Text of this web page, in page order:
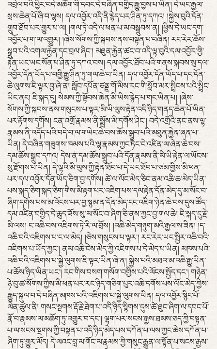
འབྲེལ་བའི་ཕྱིར་བདེ་མཆོག་གི་དབང་དེ་བཞིན་བགྱིད་རྒྱུ་བྱས་པ་ཡིན། དེ་ཡང་རྒྱལ་
སྲས་ཆེན་པོ་ཞི་བ་ལྷས། དལ་འབྱོར་འདི་ནི་རྙེད་པར་ཤིན་ཏུ་དཀའ། །སྐྱེས་བུའི་དོན་
གྲུབ་ཐོབ་པར་གྱུར་པ་ལ། །གལ་ཏེ་འདི་ལ་ཕན་པ་མ་བསྒྲུབས་ན། །ཕྱིས་དེ་ཡང་དག་
འབྱོར་པ་ག་ལ་འགྱུར། །ཞེས་སོགས་ཀྱི་སྐབས་ནས་བསྟན་པ་བཞིན། རང་རེར་ཆོས་
སྒྲུབ་པའི་འགལ་རྐྱེན་དང་བྲལ་ཞིང་། མཐུན་རྐྱེན་ཚང་བ་འདི་ལྟ་བུའི་དལ་འབྱོར་གྱི་
རྟེན་ཡང་ཡང་སོན་པ་ཤིན་ཏུ་དཀའ་བས། དལ་འབྱོར་ཐོབ་པའི་གནས་སྐབས་སུ་དལ་
འབྱོར་དོན་ཡོད་པ་བགྱི་རྒྱུ་ཤིན་ཏུ་གལ་ཆེ་བ་ཡིན། དལ་འབྱོར་དོན་ཡོད་པ་དང་དོན་
ཆེ་ལུགས་ཇི་ལྟར་བྱ་ཞེ་ན། སློབ་དཔོན་ཙནྡྲ་གོ་མིས་རང་གི་སློབ་མར་སྤྲིངས་པའི་སྤྲིང་
ཡིང་ནང། ཇི་སྐད་དུ། སེམས་ཀྱི་སྟོབས་ཆེན་མི་ཡིས་རྙེད་པ་གང་ཡིན་པ། །ཞེས་
སོགས་ཀྱི་སྐབས་ནས་གསུངས་པ་ལྟར་མི་ཡི་ལུས་རྟེན་འདི་ཉིད་གནད་ཆེན་པོ་ཡིན་
པར་རྟོགས་དགོས། ངན་འགྲོ་རྣམས་ནི་སྨྲོས་མི་དགོས་ཤིང་། བདེ་འགྲོའི་ནང་ནས་ལྷ་
རྣམས་ནི་འདོད་པའི་བདེ་བ་ལ་གཡེང་ཆེ་བས་ཆོས་སྒྲུབ་པའི་མཐུན་རྐྱེན་ཞན་པ་
ཡིན། དེ་བཞིན་གཟུགས་ཁམས་པའི་ལྷ་རྣམས་ཀྱང་ཏིང་ངེ་འཛིན་ལ་ཞེན་ཆེ་བས་
དམ་ཆོས་སྒྲུབ་དཀའ། དེས་ན་དམ་ཆོས་སྒྲུབ་པའི་དོན་རྣམས་ནི་མི་ཡི་རྟེན་ལ་ཡོངས་
སུ་རྫོགས་པ་ཡིན། དེ་ལྟའི་མི་ལུས་ཀྱི་རྟེན་ཐོབ་པ་དེ་ཡང་ཐོབ་པ་ཙམ་གྱིས་མི་ཕན་
པར་དལ་འབྱོར་དོན་ཡོད་ཅིག་བྱ་དགོས། ཚེ་ལ་ལོང་མེད་ཅིང་ནམ་འཆི་ཆ་མེད་ཡིན་
པས་སྐད་ཅིག་སྐད་ཅིག་གིས་མི་རྟག་པར་འཇིག་པས་དལ་རྟེན་དོན་མེད་དུ་མ་སོང་བ་
ཞིག་དགོས་པས་མ་འོངས་པར་བྱ་སྙམ་ན་དོན་མེད་ངང་འཇིག་ཉེན་ཆེ་བས་དུས་ཚོད་
དམ་འཛིན་བགྱིད་དེ་ཆུད་ཟོས་སུ་མ་སོང་བ་ཞིག་ཅི་ནས་ཀྱང་བྱ་གལ་ཆེ། ཇི་སྐད་དུ་རྗེ་
མི་ལས། ང་འཆི་བས་འཇིགས་ཏེ་རི་ལ་བྲོས། །འཆི་མེད་གཉུག་མའི་རྒྱལ་ས་ཟིན། །ད་
འཆི་བའི་འཇིགས་པ་ང་ལ་མེད། །ཅེས་གསུངས་པ་ལྟར་། རང་རེར་ཡང་སྤྱིར་འཆི་བའི་
འཇིགས་པ་ཡོད་ཀྱང་། ནམ་འཆི་ངེས་མེད་ཀྱི་འཇིགས་པ་དེ་མེད་པ་ཡིན། མཁས་པའི་
འཆི་བའི་འཇིགས་པ་སྐྱེ་ལུགས་ཇི་ལྟར་ཡིན་ཞེ་ན། སྐྱེས་པའི་མཐའ་མ་འཆི་རྒྱུ་ཡིན་
པ་ཆོས་ཉིད་ཡིན་ཡང་། རང་གིས་བསག་གསོག་བགྱིས་པའི་ལོངས་སྤྱོད་དང་། གཉེན་
ཉེ་བུ་ཚ་སོགས་ཀྱིས་མི་ཕན་པར་རང་ཉིད་གཅིག་པུར་འཆི་དགོས་པས་ལོང་མེད་ཀྱིས་
རྒྱུད་སྐུལ་བ་དེ་བཞིན་མཁས་པའི་འཇིགས་པ་སྐྱེ་ལུགས་ཡིན། དལ་འབྱོར་སྙིང་པོ་
ལེན་ཚུལ་ནི། གསང་སྔགས་རྡོ་རྗེ་ཐེག་པ་འདི་ཉིད་སྙིགས་དུས་ཚེ་ཐུང་ཞིག་ལ་དབང་པོ་
རྣོ་བ་རྣམས་ལ་མཆོག་ཏུ་འགྱུར་བ་དང་། ལྷག་པར་སངས་རྒྱས་ཐམས་ཅད་ཀྱི་བསྟན་
པ་ལ་སངས་སྔགས་ཀྱི་བསྟན་པ་འདི་ཉིད་མེད་པས་དཀོན་པ་ལས་ཀྱང་ཆེས་དཀོན་པ་
ཞིག་ཏུ་གྱུར་མོད། དེ་ལའང་བླ་མ་གོང་མ་རྣམས་ཀྱི་གསུང་རྒྱུན་ལ་སྟོན་པ་སངས་རྒྱས་